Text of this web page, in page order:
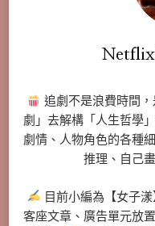
追劇不是浪費時間
劇」去解構「人生哲學
劇情、人物角色的各種
推理、自己
目前小編為【女子
客座文章、廣告單元放